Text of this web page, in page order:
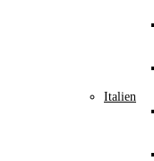
Italien